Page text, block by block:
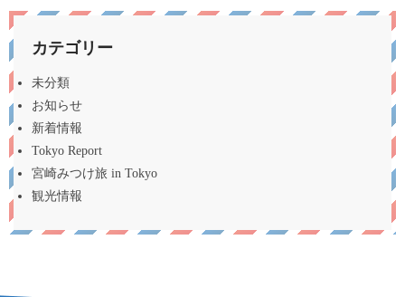
カテゴリー
未分類
お知らせ
新着情報
Tokyo Report
宮崎みつけ旅 in Tokyo
観光情報